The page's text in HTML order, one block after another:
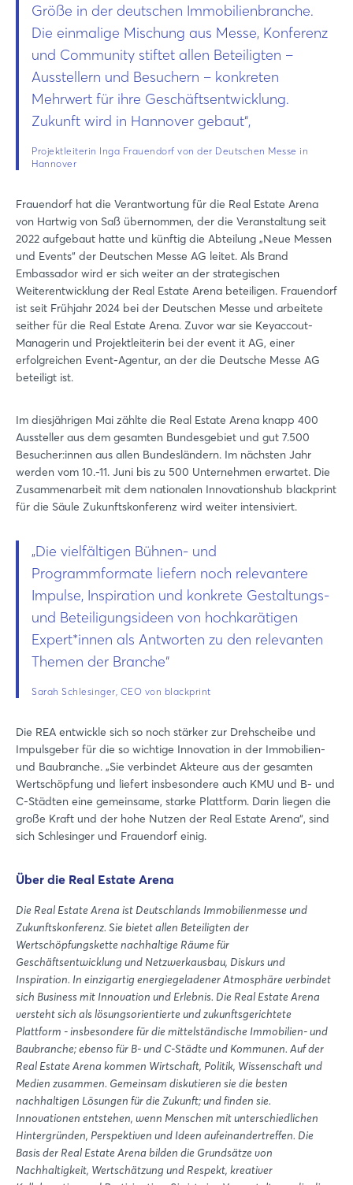
Größe in der deutschen Immobilienbranche.
Die einmalige Mischung aus Messe, Konferenz
und Community stiftet allen Beteiligten –
Ausstellern und Besuchern – konkreten
Mehrwert für ihre Geschäftsentwicklung.
Zukunft wird in Hannover gebaut“,
Projektleiterin Inga Frauendorf von der Deutschen Messe in
Hannover
Frauendorf hat die Verantwortung für die Real Estate Arena
von Hartwig von Saß übernommen, der die Veranstaltung seit
2022 aufgebaut hatte und künftig die Abteilung „Neue Messen
und Events“ der Deutschen Messe AG leitet. Als Brand
Embassador wird er sich weiter an der strategischen
Weiterentwicklung der Real Estate Arena beteiligen. Frauendorf
ist seit Frühjahr 2024 bei der Deutschen Messe und arbeitete
seither für die Real Estate Arena. Zuvor war sie Keyaccout-
Managerin und Projektleiterin bei der event it AG, einer
erfolgreichen Event-Agentur, an der die Deutsche Messe AG
beteiligt ist.
Im diesjährigen Mai zählte die Real Estate Arena knapp 400
Aussteller aus dem gesamten Bundesgebiet und gut 7.500
Besucher:innen aus allen Bundesländern. Im nächsten Jahr
werden vom 10.-11. Juni bis zu 500 Unternehmen erwartet. Die
Zusammenarbeit mit dem nationalen Innovationshub blackprint
für die Säule Zukunftskonferenz wird weiter intensiviert.
„Die vielfältigen Bühnen- und
Programmformate liefern noch relevantere
Impulse, Inspiration und konkrete Gestaltungs-
und Beteiligungsideen von hochkarätigen
Expert*innen als Antworten zu den relevanten
Themen der Branche“
Sarah Schlesinger, CEO von blackprint
Die REA entwickle sich so noch stärker zur Drehscheibe und
Impulsgeber für die so wichtige Innovation in der Immobilien-
und Baubranche. „Sie verbindet Akteure aus der gesamten
Wertschöpfung und liefert insbesondere auch KMU und B- und
C-Städten eine gemeinsame, starke Plattform. Darin liegen die
große Kraft und der hohe Nutzen der Real Estate Arena“, sind
sich Schlesinger und Frauendorf einig.
Über die Real Estate Arena
Die Real Estate Arena ist Deutschlands Immobilienmesse und
Zukunftskonferenz. Sie bietet allen Beteiligten der
Wertschöpfungskette nachhaltige Räume für
Geschäftsentwicklung und Netzwerkausbau, Diskurs und
Inspiration. In einzigartig energiegeladener Atmosphäre verbindet
sich Business mit Innovation und Erlebnis. Die Real Estate Arena
versteht sich als lösungsorientierte und zukunftsgerichtete
Plattform - insbesondere für die mittelständische Immobilien- und
Baubranche; ebenso für B- und C-Städte und Kommunen. Auf der
Real Estate Arena kommen Wirtschaft, Politik, Wissenschaft und
Medien zusammen. Gemeinsam diskutieren sie die besten
nachhaltigen Lösungen für die Zukunft; und finden sie.
Innovationen entstehen, wenn Menschen mit unterschiedlichen
Hintergründen, Perspektiven und Ideen aufeinandertreffen. Die
Basis der Real Estate Arena bilden die Grundsätze von
Nachhaltigkeit, Wertschätzung und Respekt, kreativer